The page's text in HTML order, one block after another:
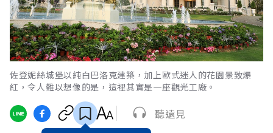
佐登妮絲城堡以純白巴洛克建築，加上歐式迷人的花園景致爆
紅，令人難以想像的是，這裡其實是一座觀光工廠。
聽遠見